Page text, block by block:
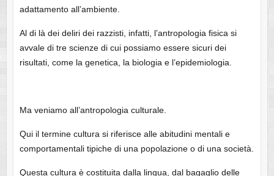
adattamento all’ambiente.
Al di là dei deliri dei razzisti, infatti, l’antropologia fisica si
avvale di tre scienze di cui possiamo essere sicuri dei
risultati, come la genetica, la biologia e l’epidemiologia.
Ma veniamo all’antropologia culturale.
Qui il termine cultura si riferisce alle abitudini mentali e
comportamentali tipiche di una popolazione o di una società.
Questa cultura è costituita dalla lingua, dal bagaglio delle